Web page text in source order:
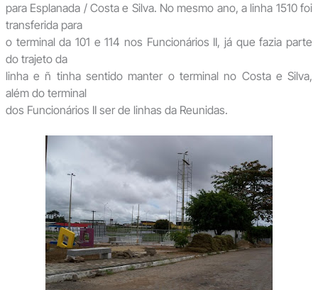
para Esplanada / Costa e Silva. No mesmo ano, a linha 1510 foi
transferida para
o terminal da 101 e 114 nos Funcionários II, já que fazia parte
do trajeto da
linha e ñ tinha sentido manter o terminal no Costa e Silva,
além do terminal
dos Funcionários II ser de linhas da Reunidas.